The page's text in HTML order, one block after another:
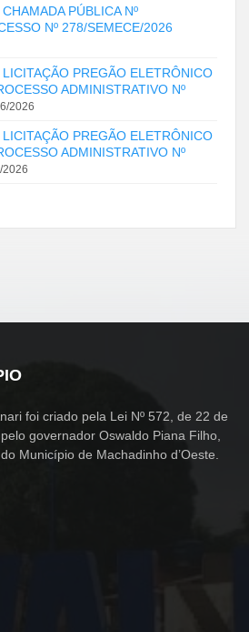
PÚBLICA Nº
Nº 278/SEMECE/2026
PREGÃO ELETRÔNICO
ADMINISTRATIVO Nº
2026
PREGÃO ELETRÔNICO
ADMINISTRATIVO Nº
2026
foi criado pela Lei Nº 572, de 22 de
governador Oswaldo Piana Filho,
Município de Machadinho d’Oeste.